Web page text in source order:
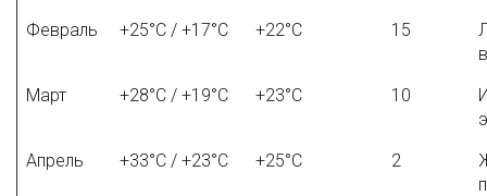
Февраль
+25°C / +17°C +22°C 15
Март
+28°C / +19°C +23°C 10
Апрель
+33°C / +23°C +25°C 2